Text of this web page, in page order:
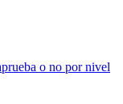
o no por nivel